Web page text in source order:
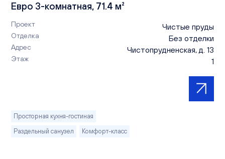
Евро 3-комнатная, 71.4 м²
Проект Чистые пруды
Отделка Без отделки
Адрес Чистопрудненская, д. 13
Этаж 1
Просторная кухня-гостиная
Раздельный санузел
Комфорт-класс